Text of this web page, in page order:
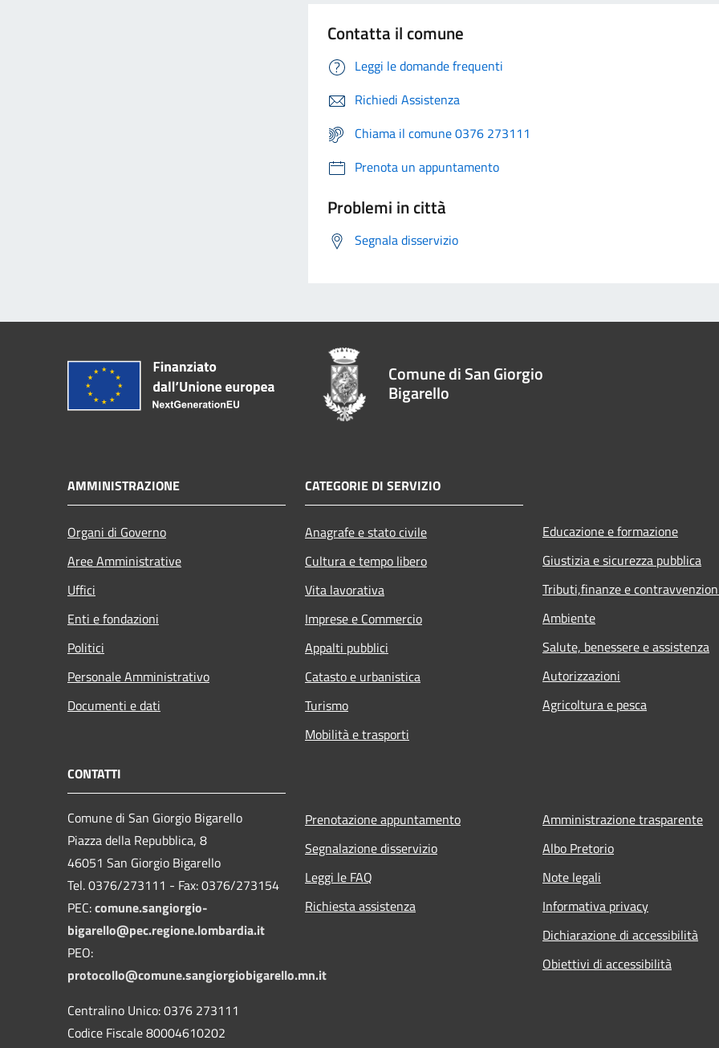
Contatta il comune
Leggi le domande frequenti
Richiedi Assistenza
Chiama il comune 0376 273111
Prenota un appuntamento
Problemi in città
Segnala disservizio
Comune di San Giorgio
Bigarello
AMMINISTRAZIONE
Organi di Governo
Aree Amministrative
Uffici
Enti e fondazioni
Politici
Personale Amministrativo
Documenti e dati
CATEGORIE DI SERVIZIO
Anagrafe e stato civile
Cultura e tempo libero
Vita lavorativa
Imprese e Commercio
Appalti pubblici
Catasto e urbanistica
Turismo
Mobilità e trasporti
Educazione e formazione
Giustizia e sicurezza pubblica
Tributi,finanze e
Ambiente
Salute, benessere e assistenza
Autorizzazioni
Agricoltura e pesca
CONTATTI
Comune di San Giorgio Bigarello
Piazza della Repubblica, 8
46051 San Giorgio Bigarello
Tel. 0376/273111 - Fax: 0376/273154
PEC:comune.sangiorgio-
bigarello@pec.regione.lombardia.it
PEO:
protocollo@comune.sangiorgiobigarello.mn.it
Centralino Unico: 0376 273111
Codice Fiscale 80004610202
Prenotazione appuntamento
Segnalazione disservizio
Leggi le FAQ
Richiesta assistenza
Amministrazione trasparente
Albo Pretorio
Note legali
Informativa privacy
Dichiarazione di accessibilità
Obiettivi di accessibilità